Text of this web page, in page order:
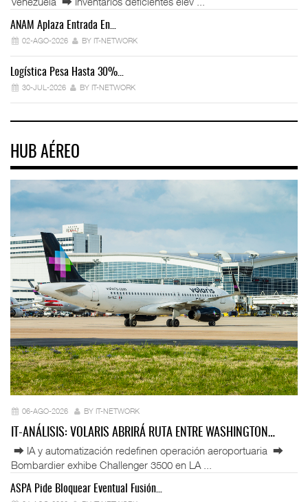
ANAM Aplaza Entrada En…
02-AGO-2026 BY IT-NETWORK
Logística Pesa Hasta 30%…
30-JUL-2026 BY IT-NETWORK
HUB AÉREO
06-AGO-2026 BY IT-NETWORK
IT-ANÁLISIS: VOLARIS ABRIRÁ RUTA ENTRE WASHINGTON…
⮕ IA y automatización redefinen operación aeroportuaria ⮕
Bombardier exhibe Challenger 3500 en LA ...
ASPA Pide Bloquear Eventual Fusión…